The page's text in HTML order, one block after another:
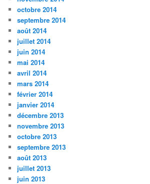
octobre 2014
septembre 2014
août 2014
juillet 2014
juin 2014
mai 2014
avril 2014
mars 2014
février 2014
janvier 2014
décembre 2013
novembre 2013
octobre 2013
septembre 2013
août 2013
juillet 2013
juin 2013